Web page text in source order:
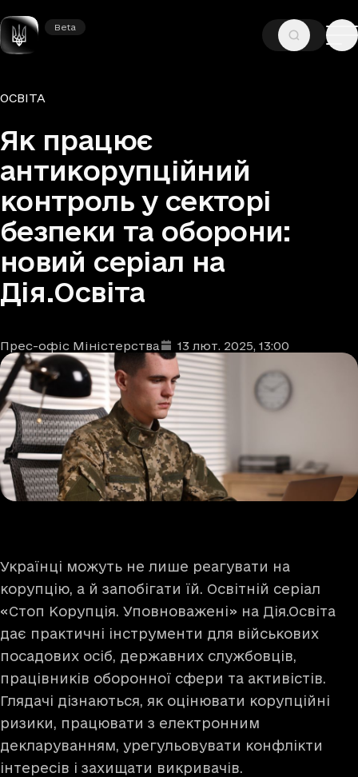
Beta
Beta
ГОЛОВНА
Рубрики
ОСВІТА
Як працює
антикорупційний
контроль у секторі
безпеки та оборони:
новий серіал на
Дія.Освіта
Автори
Прес-офіс Міністерства
Дата та час публікації : 13 лют. 2025, 13:00
Українці можуть не лише реагувати на
корупцію, а й запобігати їй. Освітній серіал
«Стоп Корупція. Уповноважені» на Дія.Освіта
дає практичні інструменти для військових
посадових осіб, державних службовців,
працівників оборонної сфери та активістів.
Глядачі дізнаються, як оцінювати корупційні
ризики, працювати з електронним
декларуванням, урегульовувати конфлікти
інтересів і захищати викривачів.